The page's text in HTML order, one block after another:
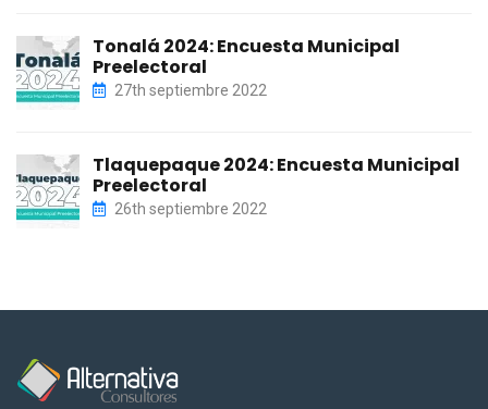
Tonalá 2024: Encuesta Municipal
Preelectoral
27th septiembre 2022
Tlaquepaque 2024: Encuesta Municipal
Preelectoral
26th septiembre 2022